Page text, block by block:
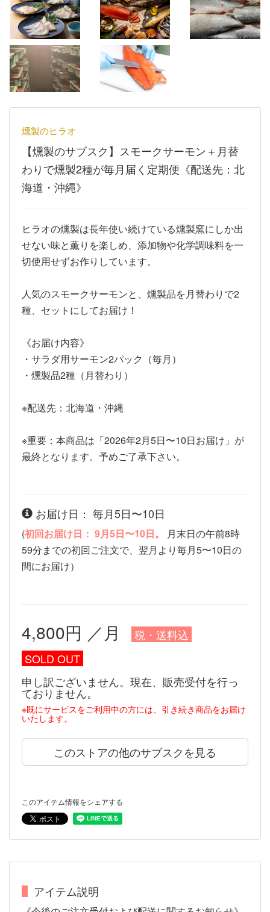
燻製のヒラオ
【燻製のサブスク】スモークサーモン＋月替
わりで燻製2種が毎月届く定期便《配送先：北
海道・沖縄》
ヒラオの燻製は長年使い続けている燻製窯にしか出
せない味と薫りを楽しめ、添加物や化学調味料を一
切使用せずお作りしています。
人気のスモークサーモンと、燻製品を月替わりで2
種、セットにしてお届け！
《お届け内容》
・サラダ用サーモン2パック（毎月）
・燻製品2種（月替わり）
※配送先：北海道・沖縄
※重要：本商品は「2026年2月5日〜10日お届け」が
最終となります。予めご了承下さい。
お届け日： 毎月5日〜10日
(初回お届け日： 9月5日〜10日。
月末日の午前8時
59分までの初回ご注文で、翌月より毎月5〜10日の
間にお届け）
4,800円 ／月
税・送料込
SOLD OUT
申し訳ございません。現在、販売受付を行っ
ておりません。
※既にサービスをご利用中の方には、引き続き商品をお届け
いたします。
このストアの他のサブスクを見る
このアイテム情報をシェアする
アイテム説明